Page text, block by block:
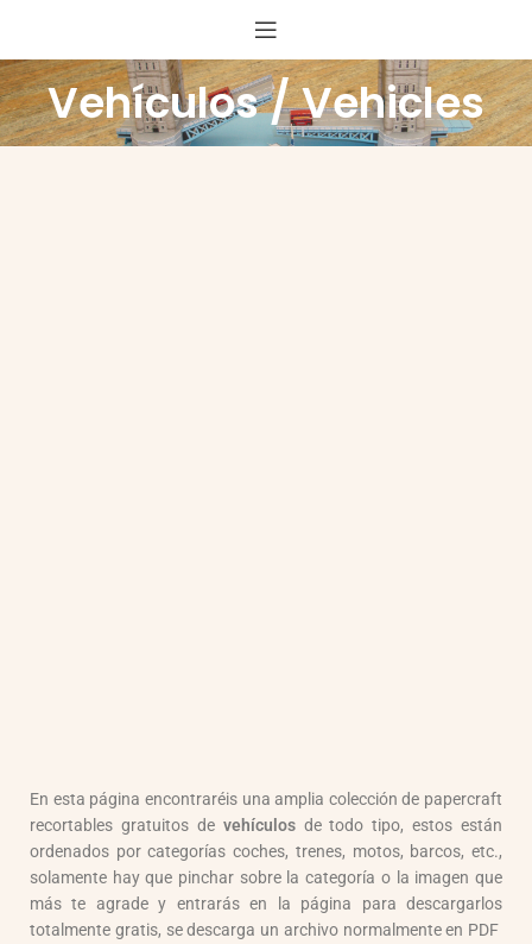
Vehículos / Vehicles
En esta página encontraréis una amplia colección de papercraft
recortables gratuitos de vehículosde todo tipo, estos están
ordenados por categorías coches, trenes, motos, barcos, etc.,
solamente hay que pinchar sobre la categoría o la imagen que
más te agrade y entrarás en la página para descargarlos
totalmente gratis, se descarga un archivo normalmente en PDF